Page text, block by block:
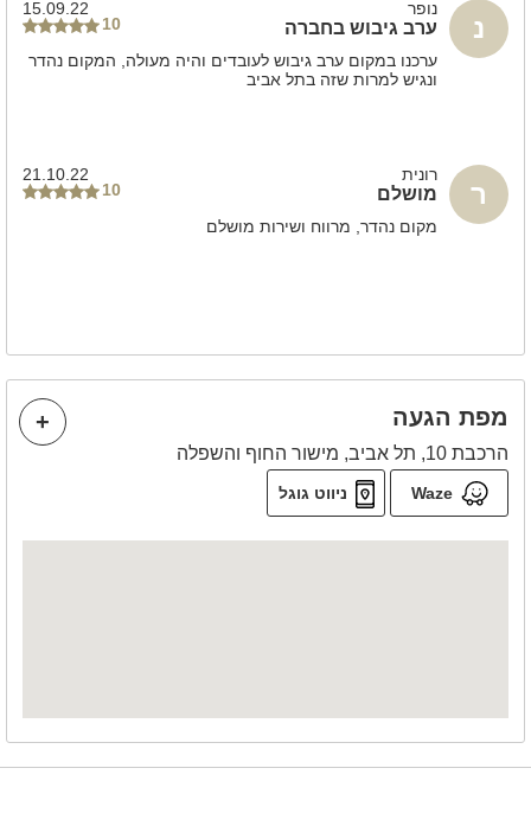
נ
נופר
ערב גיבוש בחברה
15.09.22
10
ערכנו במקום ערב גיבוש לעובדים והיה מעולה, המקום נהדר
ונגיש למרות שזה בתל אביב
ר
רונית
מושלם
21.10.22
10
מקום נהדר, מרווח ושירות מושלם
מפת הגעה
הרכבת 10, תל אביב, מישור החוף והשפלה
Waze ניווט גוגל